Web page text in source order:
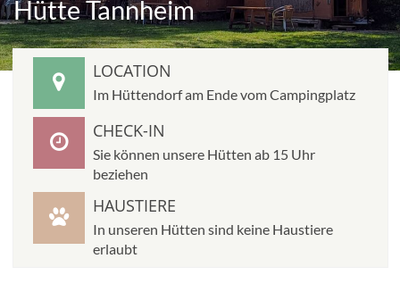
Unsere Hütten
Villa Kunterbunt
Villa Windschief
Hütte Odin
Hütte Thor
Blockhütte Siam
Hütte Tannheim
LOCATION
Im Hüttendorf am Ende vom Campingplatz
CHECK-IN
Sie können unsere Hütten ab 15 Uhr
beziehen
HAUSTIERE
In unseren Hütten sind keine Haustiere
erlaubt